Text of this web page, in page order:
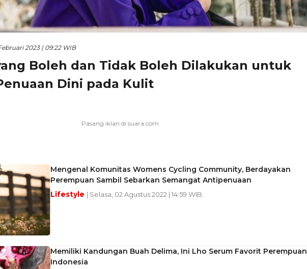
2023 | 09:22 WIB
Boleh dan Tidak Boleh Dilakukan untuk
Dini pada Kulit
Mengenal Komunitas Womens Cycling Community, Berdayakan
Perempuan Sambil Sebarkan Semangat Antipenuaan
Lifestyle | Selasa, 02 Agustus 2022 | 14:59 WIB
Memiliki Kandungan Buah Delima, Ini Lho Serum Favorit Perempuan
Indonesia